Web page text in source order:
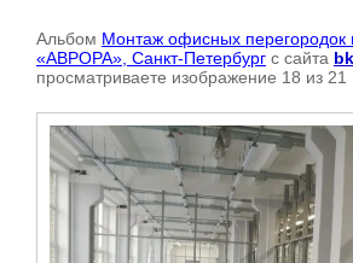
Альбом Монтаж офисных
«АВРОРА», Санкт-Петербург с сайта
просматриваете изображение 18 из 21